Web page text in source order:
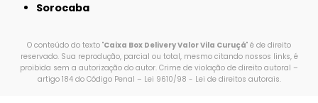
Sorocaba
O conteúdo do texto "Caixa Box Delivery Valor Vila Curuçá" é de direito
reservado. Sua reprodução, parcial ou total, mesmo citando nossos links, é
proibida sem a autorização do autor. Crime de violação de direito autoral –
artigo 184 do Código Penal – Lei 9610/98 - Lei de direitos autorais.